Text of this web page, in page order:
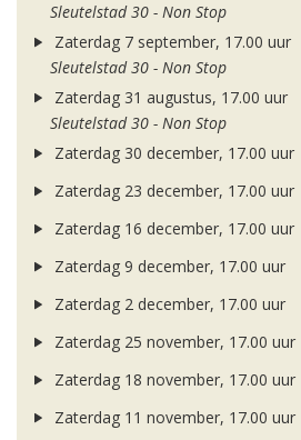
Sleutelstad 30 - Non Stop
Zaterdag 7 september, 17.00 uur
Sleutelstad 30 - Non Stop
Zaterdag 31 augustus, 17.00 uur
Sleutelstad 30 - Non Stop
Zaterdag 30 december, 17.00 uur
Zaterdag 23 december, 17.00 uur
Zaterdag 16 december, 17.00 uur
Zaterdag 9 december, 17.00 uur
Zaterdag 2 december, 17.00 uur
Zaterdag 25 november, 17.00 uur
Zaterdag 18 november, 17.00 uur
Zaterdag 11 november, 17.00 uur